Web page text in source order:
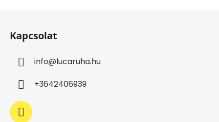
Kapcsolat
info@lucaruha.hu
+3642406939